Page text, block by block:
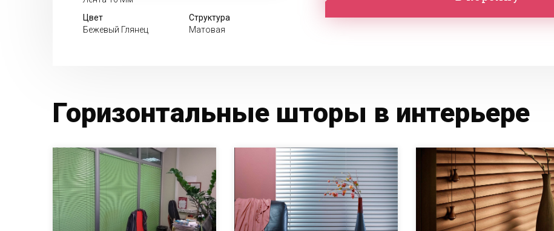
Цвет
Бежевый Глянец
Структура
Матовая
Горизонтальные шторы в интерьере